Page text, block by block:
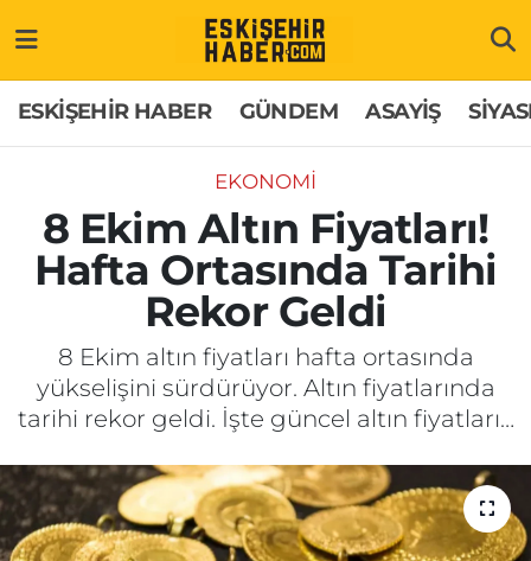
ESKİŞEHİR HABER GÜNDEM ASAYİŞ
EKONOMİ
8 Ekim Altın Fiyatları!
Hafta Ortasında Tarihi
Rekor Geldi
8 Ekim altın fiyatları hafta ortasında
yükselişini sürdürüyor. Altın fiyatlarında
tarihi rekor geldi. İşte güncel altın fiyatları…
GÜNDEM
ASAYİŞ
SİYASET
EKONOMİ
SAĞLIK
SPOR
Hakkımızda
İletişim
Künye
Odunpazarı Trafik Yoğunluk Haritası
Süper Lig Puan Durumu ve Fikstür
Tüm Manşetler
Son Dakika Haberleri
Haber Arşivi